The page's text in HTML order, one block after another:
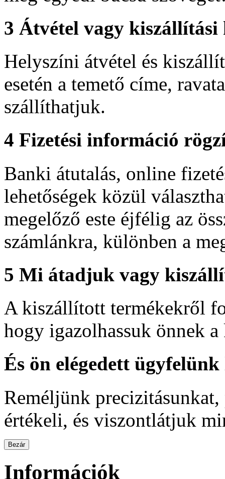
3 Átvétel vagy kiszállítási
Helyszíni átvétel és
esetén a temető címe,
szállíthatjuk.
4 Fizetési információ
Banki átutalás, online
lehetőségek közül
megelőző este éjfélig az
számlánkra, különben a
5 Mi átadjuk vagy
A kiszállított termékekről
hogy igazolhassuk önnek
És ön elégedett ügyfelünk
Reméljünk
értékeli, és viszontlátjuk
Bezár
Információk